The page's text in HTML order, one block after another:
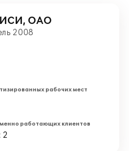
ОАО
2008
рабочих мест
работающих клиентов
2